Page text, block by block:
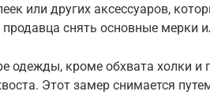
или других аксессуаров,
продавца снять основные мерки
одежды, кроме обхвата холки и
Этот замер снимается